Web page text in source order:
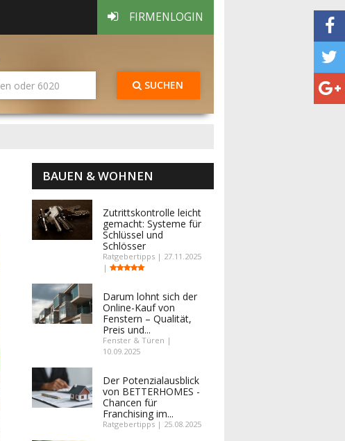
FIRMENLOGIN
SUCHEN
BAUEN & WOHNEN
Zutrittskontrolle leicht
gemacht: Systeme für
Schlüssel und
Schlösser
Ratgebertipps | 27.11.2025
|
Darum lohnt sich der
Online-Kauf von
Fenstern – Qualität,
Preis und...
Fenster & Türen |
10.09.2025
Der Potenzialausblick
von BETTERHOMES -
Chancen für
Franchising im...
Ratgebertipps | 25.08.2025